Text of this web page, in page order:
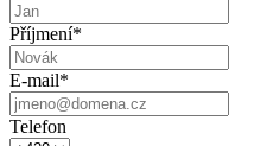
Příjmení*
E-mail*
Telefon